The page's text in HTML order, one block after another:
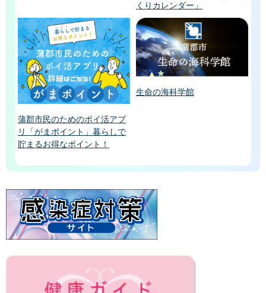
くりカレンダー」
蒲郡市民のためのポイ活アプ
リ「がまポイント」暮らしで
貯まるお得なポイント！
生命の海科学館